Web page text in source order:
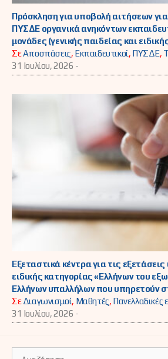
Πρόσκληση για υποβολή αιτήσεων
ΠΥΣΔΕ οργανικά ανηκόντων
μονάδες (γενικής παιδείας και
ΣεΑποσπάσεις, Εκπαιδευτικοί, ΠΥΣΔΕ,
31 Ιουλίου, 2026 -
Εξεταστικά κέντρα για τις
ειδικής κατηγορίας «Ελλήνων του
Ελλήνων υπαλλήλων που υπηρετούν
ΣεΔιαγωνισμοί, Μαθητές, Πανελλαδικές
31 Ιουλίου, 2026 -